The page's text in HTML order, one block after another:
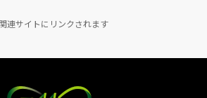
連サイトにリンクされます